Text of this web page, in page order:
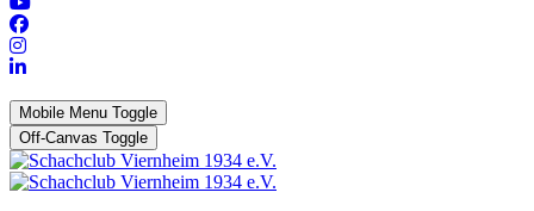
Mobile Menu Toggle
Off-Canvas Toggle